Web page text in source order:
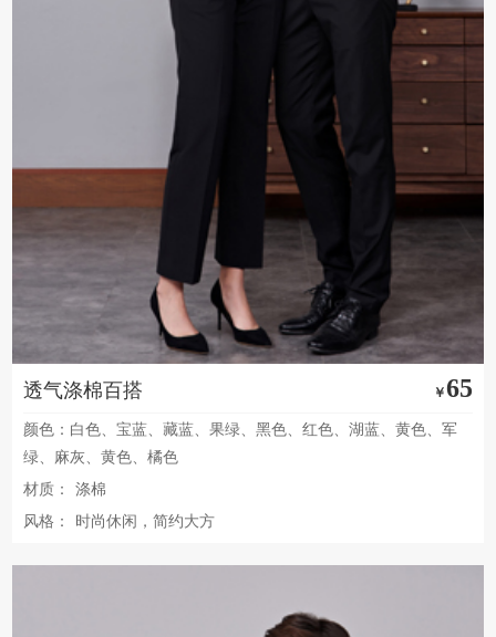
透气涤棉百搭 ￥65
颜色：白色、宝蓝、藏蓝、果绿、黑色、红色、湖蓝、黄色、军
绿、麻灰、黄色、橘色
材质：
涤棉
风格：
时尚休闲，简约大方